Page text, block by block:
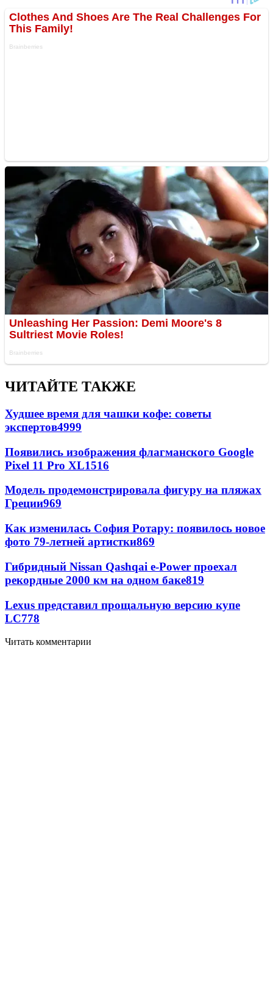
ЧИТАЙТЕ ТАКЖЕ
Худшее время для чашки кофе: советы
экспертов4999
Появились изображения флагманского Google
Pixel 11 Pro XL1516
Модель продемонстрировала фигуру на пляжах
Греции969
Как изменилась София Ротару: появилось новое
фото 79-летней артистки869
Гибридный Nissan Qashqai e-Power проехал
рекордные 2000 км на одном баке819
Lexus представил прощальную версию купе
LC778
Читать комментарии